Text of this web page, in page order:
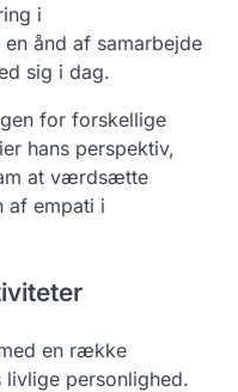
i
ånd af samarbejde
sig i dag.
for forskellige
hans perspektiv,
at værdsætte
af empati i
en række
livlige personlighed.